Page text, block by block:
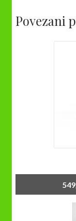
Povezani